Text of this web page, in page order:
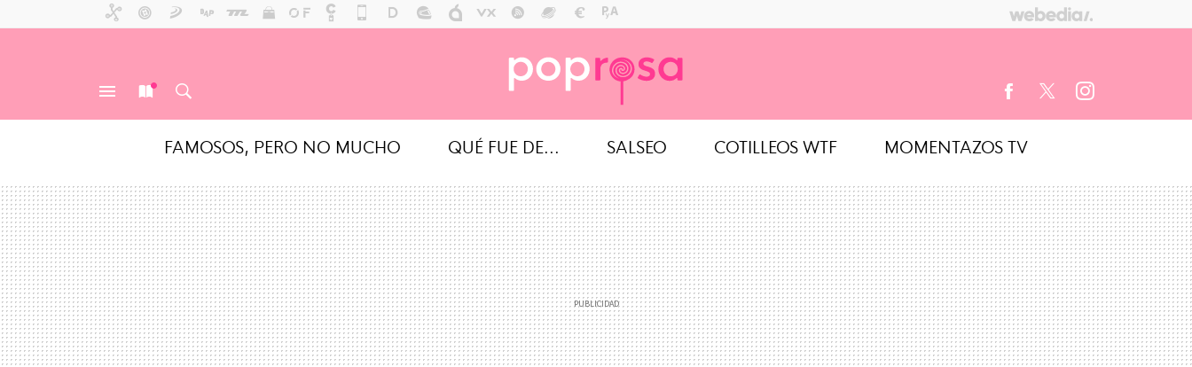
FAMOSOS, PERO NO MUCHO QUÉ FUE DE... SALSEO COTILLEOS WTF MOMENTAZOS TV